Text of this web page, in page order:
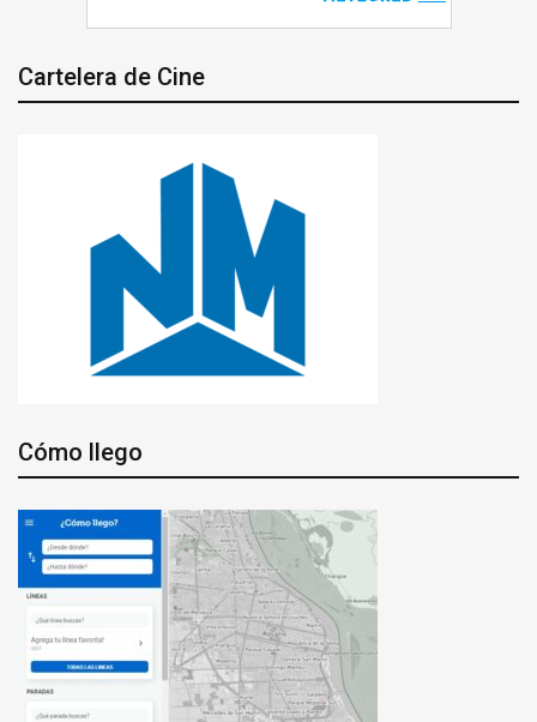
Cartelera de Cine
Cómo llego